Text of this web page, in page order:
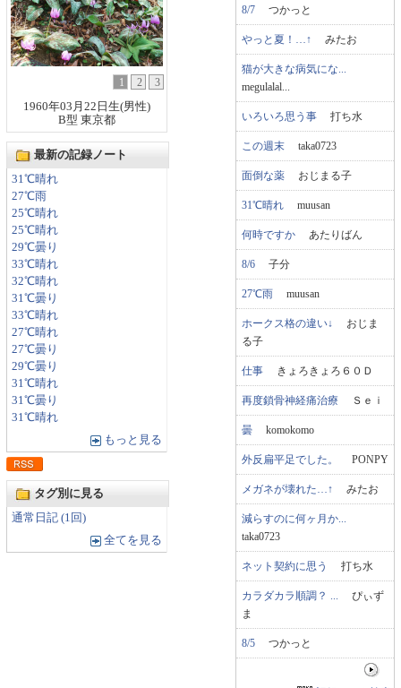
1 2
3
1960年03月22日生(男性)
B型 東京都
最新の記録ノート
31℃晴れ
27℃雨
25℃晴れ
25℃晴れ
29℃曇り
33℃晴れ
32℃晴れ
31℃曇り
33℃晴れ
27℃晴れ
27℃曇り
29℃曇り
31℃晴れ
31℃曇り
31℃晴れ
もっと見る
タグ別に見る
通常日記 (1回)
全てを見る
8/7 つかっと
やっと夏！…↑ みたお
猫が大きな病気にな...
megulalal...
いろいろ思う事 打ち水
この週末 taka0723
面倒な薬 おじまる子
31℃晴れ muusan
何時ですか あたりばん
8/6 子分
27℃雨 muusan
ホークス格の違い↓ おじま
る子
仕事 きょろきょろ６０Ｄ
再度鎖骨神経痛治療 Ｓｅｉ
曇 komokomo
外反扁平足でした。 PONPY
メガネが壊れた…↑ みたお
減らすのに何ヶ月か...
taka0723
ネット契約に思う 打ち水
カラダカラ順調？ ...
ぴぃず
ま
8/5 つかっと